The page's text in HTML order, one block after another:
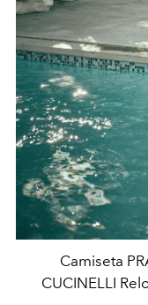
Camiseta
CUCINELLI